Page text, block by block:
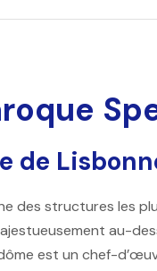
de
des structures les
au-
est un chef-